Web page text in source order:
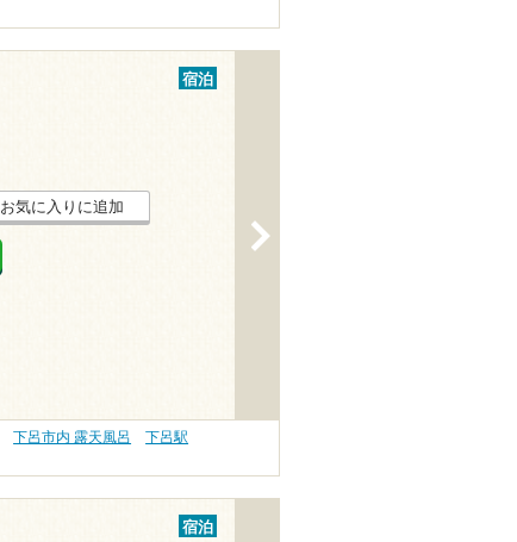
宿泊
お気に入りに追加
下呂市内 露天風呂
下呂駅
宿泊